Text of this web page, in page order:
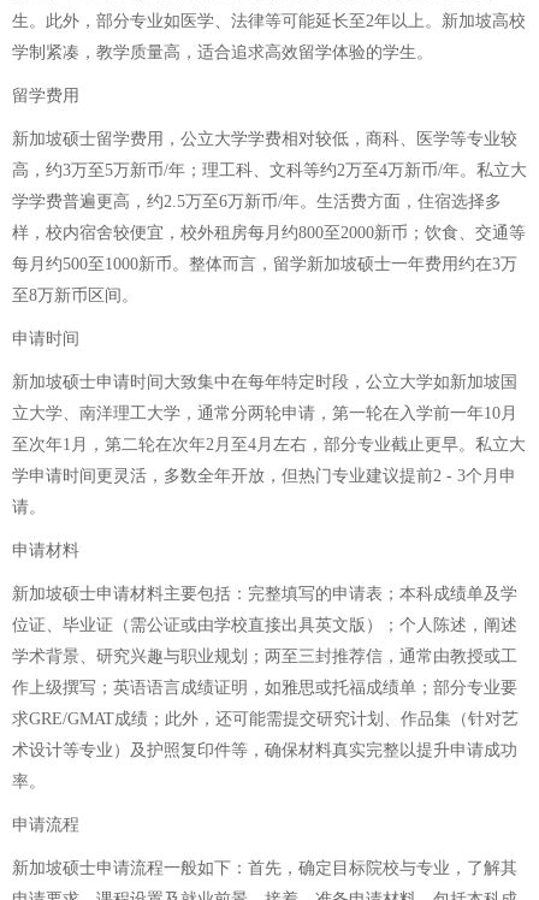
生。此外，部分专业如医学、法律等可能延长至2年以上。新加坡高校
学制紧凑，教学质量高，适合追求高效留学体验的学生。
留学费用
新加坡硕士留学费用，公立大学学费相对较低，商科、医学等专业较
高，约3万至5万新币/年；理工科、文科等约2万至4万新币/年。私立大
学学费普遍更高，约2.5万至6万新币/年。生活费方面，住宿选择多
样，校内宿舍较便宜，校外租房每月约800至2000新币；饮食、交通等
每月约500至1000新币。整体而言，留学新加坡硕士一年费用约在3万
至8万新币区间。
申请时间
新加坡硕士申请时间大致集中在每年特定时段，公立大学如新加坡国
立大学、南洋理工大学，通常分两轮申请，第一轮在入学前一年10月
至次年1月，第二轮在次年2月至4月左右，部分专业截止更早。私立大
学申请时间更灵活，多数全年开放，但热门专业建议提前2 - 3个月申
请。
申请材料
新加坡硕士申请材料主要包括：完整填写的申请表；本科成绩单及学
位证、毕业证（需公证或由学校直接出具英文版）；个人陈述，阐述
学术背景、研究兴趣与职业规划；两至三封推荐信，通常由教授或工
作上级撰写；英语语言成绩证明，如雅思或托福成绩单；部分专业要
求GRE/GMAT成绩；此外，还可能需提交研究计划、作品集（针对艺
术设计等专业）及护照复印件等，确保材料真实完整以提升申请成功
率。
申请流程
新加坡硕士申请流程一般如下：首先，确定目标院校与专业，了解其